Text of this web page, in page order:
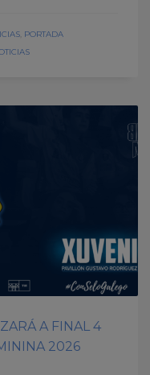
PORTADA
A FINAL 4
2026